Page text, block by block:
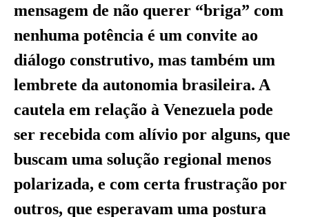
mensagem de não querer “briga” com
nenhuma potência é um convite ao
diálogo construtivo, mas também um
lembrete da autonomia brasileira. A
cautela em relação à Venezuela pode
ser recebida com alívio por alguns, que
buscam uma solução regional menos
polarizada, e com certa frustração por
outros, que esperavam uma postura